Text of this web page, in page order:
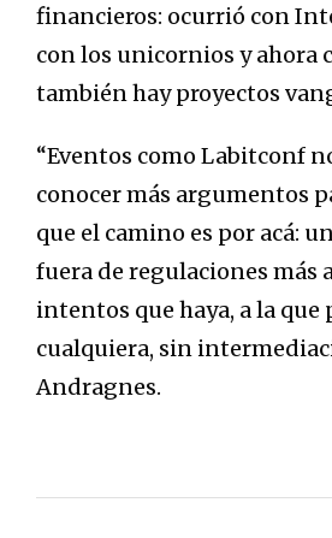
financieros: ocurrió con
con los unicornios y ahora
también hay proyectos
“Eventos como Labitconf
conocer más argumentos
que el camino es por acá:
fuera de regulaciones más
intentos que haya, a la que
cualquiera, sin
Andragnes.